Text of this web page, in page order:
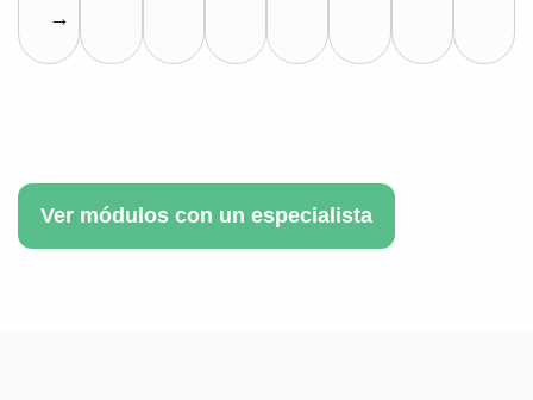
→
Ver módulos con un especialista